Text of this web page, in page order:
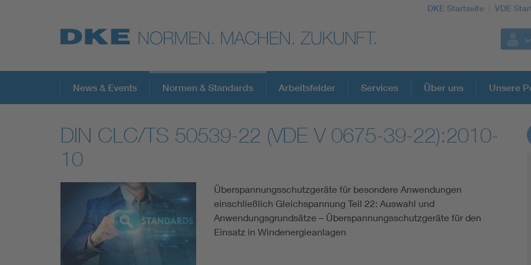
DKE Startseite VDE
Top-Themen
VDE Fokusthemen
Energy
Health
DKE Fachinformationen im Kontext der
Circular Economy für mehr Ressourceneffizienz
Cybersecurity in der Industrieautomatisierung
News & Events Normen & Standards Arbeitsfelder Services Über uns Unsere
DIN CLC/TS 50539-22 (VDE V 0675-39-22):2010-
10
Überspannungsschutzgeräte für besondere Anwendungen
einschließlich Gleichspannung Teil 22: Auswahl und
Anwendungsgrundsätze – Überspannungsschutzgeräte für den
Einsatz in Windenergieanlagen